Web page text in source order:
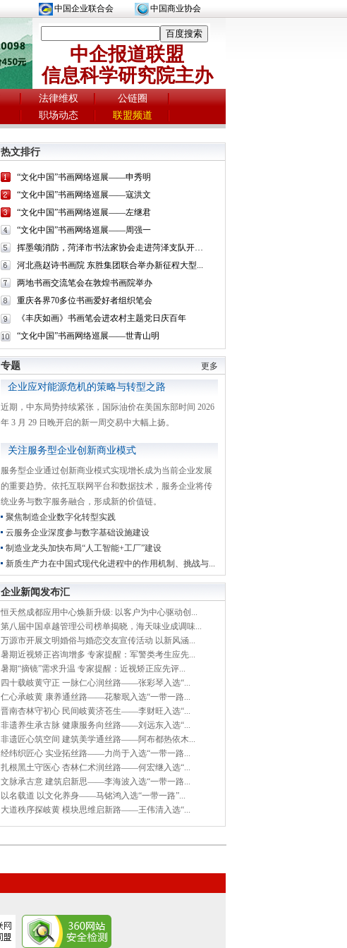
中国企业联合会 中国商业协会
中企报道联盟
信息科学研究院主办
法律维权
公链圈
职场动态 联盟频道
热文排行
“文化中国”书画网络巡展——申秀明
“文化中国”书画网络巡展——寇洪文
“文化中国”书画网络巡展——左继君
“文化中国”书画网络巡展——周强一
挥墨颂消防，菏泽市书法家协会走进菏泽支队开展...
河北燕赵诗书画院 东胜集团联合举办新征程大型...
两地书画交流笔会在敦煌书画院举办
重庆各界70多位书画爱好者组织笔会
《丰庆如画》书画笔会进农村主题党日庆百年
“文化中国”书画网络巡展——世青山明
更多
专题
企业应对能源危机的策略与转型之路
近期，中东局势持续紧张，国际油价在美国东部时间 2026
年 3 月 29 日晚开启的新一周交易中大幅上扬。
关注服务型企业创新商业模式
服务型企业通过创新商业模式实现增长成为当前企业发展
的重要趋势。依托互联网平台和数据技术，服务企业将传
统业务与数字服务融合，形成新的价值链。
聚焦制造企业数字化转型实践
云服务企业深度参与数字基础设施建设
制造业龙头加快布局“人工智能+工厂”建设
新质生产力在中国式现代化进程中的作用机制、挑战与...
企业新闻发布汇
恒天然成都应用中心焕新升级: 以客户为中心驱动创...
第八届中国卓越管理公司榜单揭晓，海天味业成调味...
万源市开展文明婚俗与婚恋交友宣传活动 以新风涵...
暑期近视矫正咨询增多 专家提醒：军警类考生应先...
暑期“摘镜”需求升温 专家提醒：近视矫正应先评...
四十载岐黄守正 一脉仁心润丝路——张彩琴入选“...
仁心承岐黄 康养通丝路——花黎珉入选“一带一路...
晋南杏林守初心 民间岐黄济苍生——李财旺入选“...
非遗养生承古脉 健康服务向丝路——刘远东入选“...
非遗匠心筑空间 建筑美学通丝路——阿布都热依木...
经纬织匠心 实业拓丝路——力尚于入选“一带一路...
扎根黑土守医心 杏林仁术润丝路——何宏继入选“...
文脉承古意 建筑启新思——李海波入选“一带一路...
以名载道 以文化养身——马铭鸿入选“一带一路”...
大道秩序探岐黄 模块思维启新路——王伟清入选“...